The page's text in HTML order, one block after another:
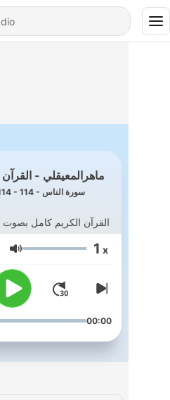
ماهرالمعيقلي - القرآن
114 - 114 - سورة الناس
القرآن الكريم كامل بصوت
Volum 1 x
00:00